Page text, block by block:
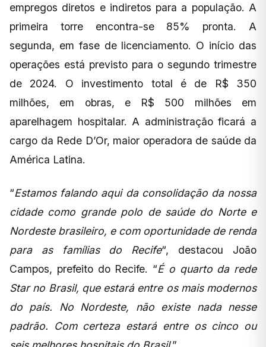
empregos diretos e indiretos para a população. A
primeira torre encontra-se 85% pronta. A
segunda, em fase de licenciamento. O início das
operações está previsto para o segundo trimestre
de 2024. O investimento total é de R$ 350
milhões, em obras, e R$ 500 milhões em
aparelhagem hospitalar. A administração ficará a
cargo da Rede D’Or, maior operadora de saúde da
América Latina.
“Estamos falando aqui da consolidação da nossa
cidade como grande polo de saúde do Norte e
Nordeste brasileiro, e com oportunidade de renda
para as famílias do Recife“, destacou João
Campos, prefeito do Recife. “É o quarto da rede
Star no Brasil, que estará entre os mais modernos
do país. No Nordeste, não existe nada nesse
padrão. Com certeza estará entre os cinco ou